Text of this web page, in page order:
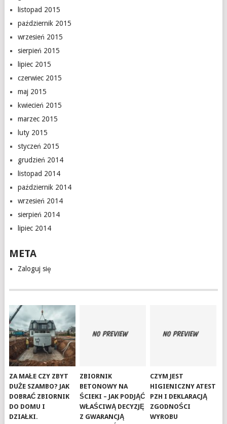
listopad 2015
październik 2015
wrzesień 2015
sierpień 2015
lipiec 2015
czerwiec 2015
maj 2015
kwiecień 2015
marzec 2015
luty 2015
styczeń 2015
grudzień 2014
listopad 2014
październik 2014
wrzesień 2014
sierpień 2014
lipiec 2014
META
Zaloguj się
ZA MAŁE CZY ZBYT
DUŻE SZAMBO? JAK
DOBRAĆ ZBIORNIK
DO DOMU I
DZIAŁKI.
ZBIORNIK
BETONOWY NA
ŚCIEKI – JAK PODJĄĆ
WŁAŚCIWĄ DECYZJĘ
Z GWARANCJĄ
CZYM JEST
HIGIENICZNY ATEST
PZH I DEKLARACJĄ
ZGODNOŚCI
WYROBU